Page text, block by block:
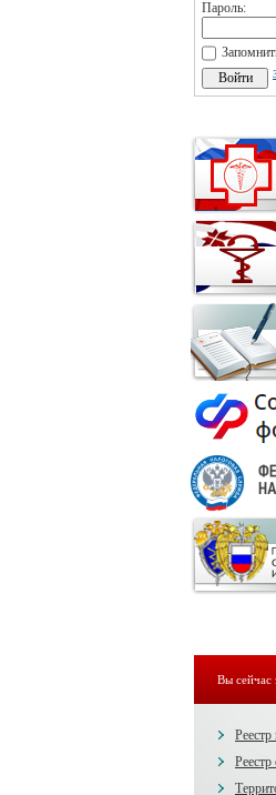
Пароль:
Вы сейчас